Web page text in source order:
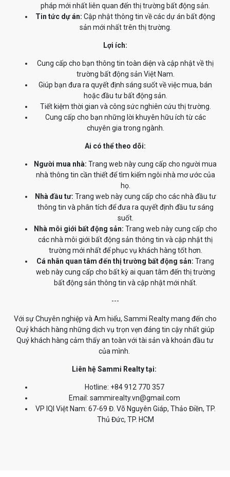
pháp mới nhất liên quan đến thị trường bất động sản.
Tin tức dự án: Cập nhật thông tin về các dự án bất động
sản mới nhất trên thị trường.
Lợi ích:
Cung cấp cho bạn thông tin toàn diện và cập nhật về thị
trường bất động sản Việt Nam.
Giúp bạn đưa ra quyết định sáng suốt về việc mua, bán
hoặc đầu tư bất động sản.
Tiết kiệm thời gian và công sức nghiên cứu thị trường.
Cung cấp cho bạn những lời khuyên hữu ích từ các
chuyên gia trong ngành.
Ai có thể theo dõi:
Người mua nhà: Trang web này cung cấp cho người mua
nhà thông tin cần thiết để tìm kiếm ngôi nhà mơ ước của
họ.
Nhà đầu tư: Trang web này cung cấp cho các nhà đầu tư
thông tin và phân tích để đưa ra quyết định đầu tư sáng
suốt.
Nhà môi giới bất động sản: Trang web này cung cấp cho
các nhà môi giới bất động sản thông tin và cập nhật thị
trường mới nhất để phục vụ khách hàng tốt hơn.
Cá nhân quan tâm đến thị trường bất động sản: Trang
web này cung cấp cho bất kỳ ai quan tâm đến thị trường
bất động sản thông tin và cập nhật mới nhất.
---
Với sự Chuyên nghiệp và Am hiểu, Sammi Realty mang đến cho
Quý khách hàng những dịch vụ trọn vẹn đáng tin cậy nhất giúp
Quý khách hàng cảm thấy an toàn với tài sản và khoản đầu tư
của mình.
Liên hệ Sammi Realty tại:
Hotline: +84 912 770 357
Email: sammirealty.vn@gmail.com
VP IQI Việt Nam: 67-69 Đ. Võ Nguyên Giáp, Thảo Điền, TP.
Thủ Đức, TP. HCM